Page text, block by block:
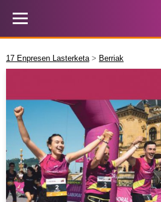
17 Enpresen Lasterketa> Berriak